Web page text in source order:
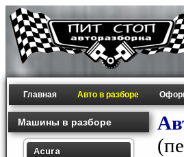
Главная Авто в разборе
Машины в разборе
Acura